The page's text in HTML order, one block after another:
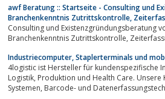
awf Beratung :: Startseite - Consulting und
Branchenkenntnis Zutrittskontrolle,
Consulting und Existenzgründungsberatung
Industriecomputer, Staplerterminals und
4logistic ist Hersteller für kundenspezifische Industrie PCs, mobile Arbeitsplätze und
Logistik, Produktion und Health Care. Unsere Kernkompetenzen liegen in der Computer-Manufaktur, Strom Management-
Systemen, Barcode- und